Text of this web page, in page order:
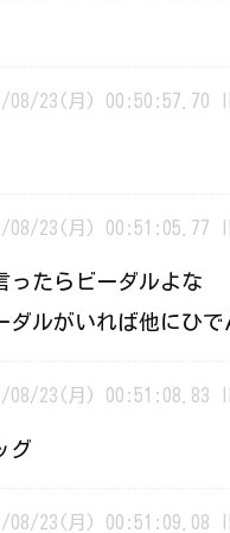
08/23(月) 00:50:57.70
08/23(月) 00:51:05.77
ったらビーダルよな
ダルがいれば他にひで
08/23(月) 00:51:08.83
グ
08/23(月) 00:51:09.08